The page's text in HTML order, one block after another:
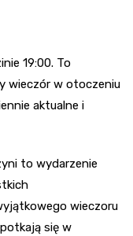
19:00. To
wieczór w otoczeniu
aktualne i
to wydarzenie
wieczoru
się w